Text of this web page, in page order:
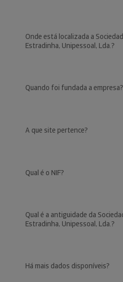
Onde está localizada a
Estradinha, Unipessoal, Lda.?
Quando foi fundada a empresa?
A que site pertence?
Qual é o NIF?
Qual é a antiguidade da
Estradinha, Unipessoal, Lda.?
Há mais dados disponíveis?